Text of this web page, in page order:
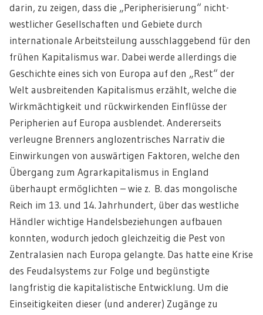
darin, zu zeigen, dass die „Peripherisierung“ nicht-
westlicher Gesellschaften und Gebiete durch
internationale Arbeitsteilung ausschlaggebend für den
frühen Kapitalismus war. Dabei werde allerdings die
Geschichte eines sich von Europa auf den „Rest“ der
Welt ausbreitenden Kapitalismus erzählt, welche die
Wirkmächtigkeit und rückwirkenden Einflüsse der
Peripherien auf Europa ausblendet. Andererseits
verleugne Brenners anglozentrisches Narrativ die
Einwirkungen von auswärtigen Faktoren, welche den
Übergang zum Agrarkapitalismus in England
überhaupt ermöglichten – wie z. B. das mongolische
Reich im 13. und 14. Jahrhundert, über das westliche
Händler wichtige Handelsbeziehungen aufbauen
konnten, wodurch jedoch gleichzeitig die Pest von
Zentralasien nach Europa gelangte. Das hatte eine Krise
des Feudalsystems zur Folge und begünstigte
langfristig die kapitalistische Entwicklung. Um die
Einseitigkeiten dieser (und anderer) Zugänge zu